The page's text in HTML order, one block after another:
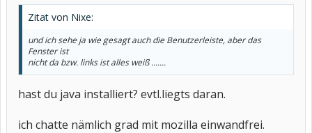
Zitat von Nixe:
und ich sehe ja wie gesagt auch die Benutzerleiste, aber das
Fenster ist
nicht da bzw. links ist alles weiß .......
hast du java installiert? evtl.liegts daran.
ich chatte nämlich grad mit mozilla einwandfrei.